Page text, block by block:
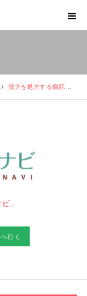
漢方を処方する病院「漢方医ナビ」
」
行く